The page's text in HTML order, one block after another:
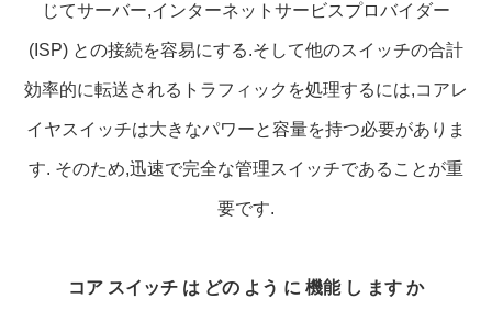
じてサーバー,インターネットサービスプロバイダー
(ISP) との接続を容易にする.そして他のスイッチの合計
効率的に転送されるトラフィックを処理するには,コアレ
イヤスイッチは大きなパワーと容量を持つ必要がありま
す. そのため,迅速で完全な管理スイッチであることが重
要です.
コア スイッチ は どの よう に 機能 し ます か